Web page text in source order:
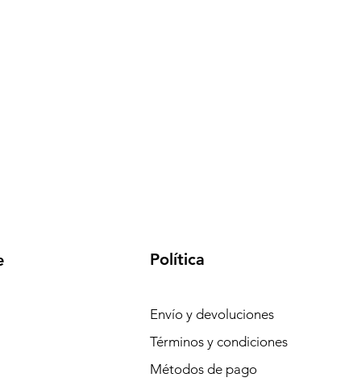
Política
Envío y devoluciones
Términos y condiciones
Métodos de pago